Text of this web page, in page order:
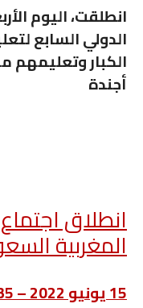
انطلقت، اليوم
الدولي السابع
الكبار وتعليمهم
أجندة
انطلاق
المغربية
15 يونيو 2022 – 1:35 م